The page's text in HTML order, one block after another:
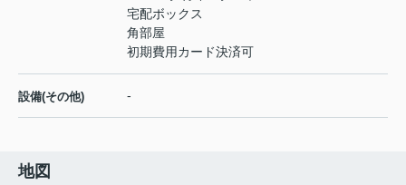
宅配ボックス
角部屋
初期費用カード決済可
設備(その他) -
地図